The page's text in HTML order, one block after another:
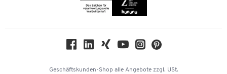
Geschäftskunden-Shop alle Angebote zzgl. USt.